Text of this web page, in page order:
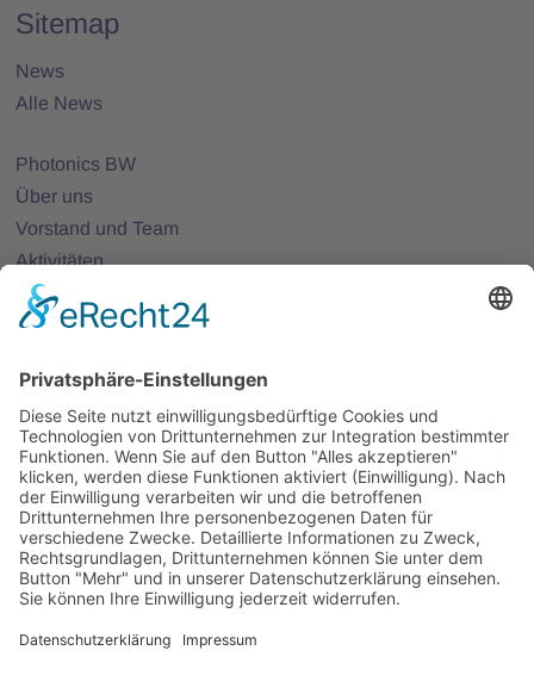
Sitemap
News
Alle News
Photonics BW
Über uns
Vorstand und Team
Aktivitäten
25 Jahre Photonics BW
Mitglieder
Projekte
Partnernetze
Veranstaltungen
Alle Veranstaltungen
Jobs
Alle Jobs